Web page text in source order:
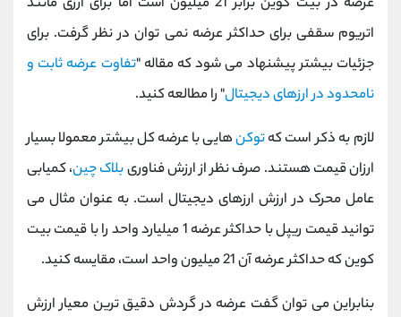
اتریوم سقفی برای حداکثر عرضه نمی توان در نظر گرفت. برای
جزئیات بیشتر پیشنهاد می شود که مقاله "تفاوت عرضه ثابت و
نامحدود در ارزهای دیجیتال" را مطالعه کنید.
لازم به ذکر است کهتوکنهایی با عرضه کل بیشتر معمولا بسیار
ارزان قیمت هستند. صرف نظر از ارزش فناوریبلاک چین، کمیابی
عامل محرک در ارزش ارزهای دیجیتال است. به عنوان مثال می
توانید قیمت ریپل با حداکثر عرضه 1 میلیارد واحد را با قیمت بیت
کوین که حداکثر عرضه آن 21 میلیون واحد است، مقایسه کنید.
بنابراین می توان گفت عرضه در گردش دقیق ترین معیار ارزش